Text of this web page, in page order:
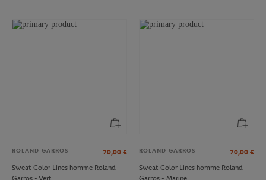
ROLAND GARROS 70,00 €
Sweat Color Lines homme Roland-
Garros - Vert
ROLAND GARROS 70,00 €
Sweat Color Lines homme Roland-
Garros - Marine